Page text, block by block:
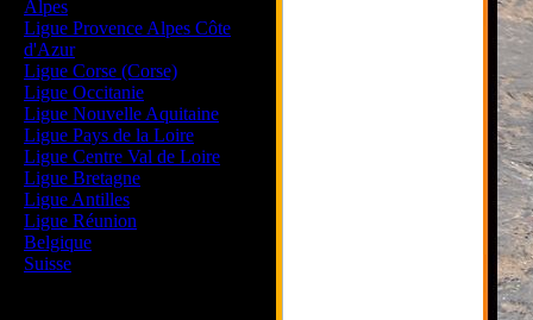
Alpes
Ligue Provence Alpes Côte
d'Azur
Ligue Corse (Corse)
Ligue Occitanie
Ligue Nouvelle Aquitaine
Ligue Pays de la Loire
Ligue Centre Val de Loire
Ligue Bretagne
Ligue Antilles
Ligue Réunion
Belgique
Suisse